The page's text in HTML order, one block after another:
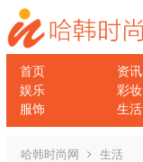
首页 资讯
娱乐
彩妆
服饰
生活
哈韩时尚网 生活